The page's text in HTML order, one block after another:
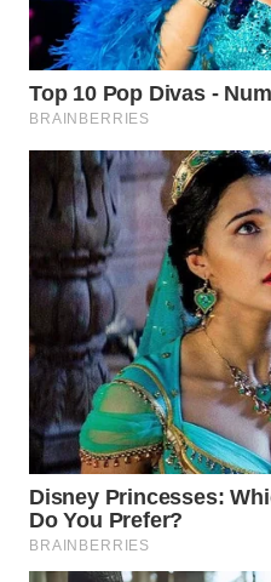
WAHANA
TANI
WAHANA
ADVOKAT
WAHANA
INFRASTRUKTUR
WAHANA
KONSUMEN
WAHANA
LISTRIK
WAHANA
TRAVEL
WAHANA
TV